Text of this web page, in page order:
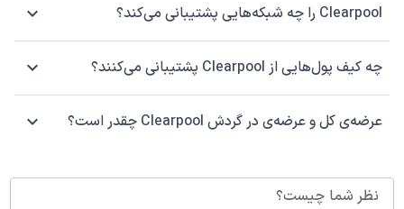
Clearpool را چه شبکه‌هایی پشتیبانی می‌کند؟
چه کیف پول‌هایی از Clearpool پشتیبانی می‌کنند؟
عرضه‌ی کل و عرضه‌ی در گردش Clearpool چقدر است؟
نظر شما چیست؟